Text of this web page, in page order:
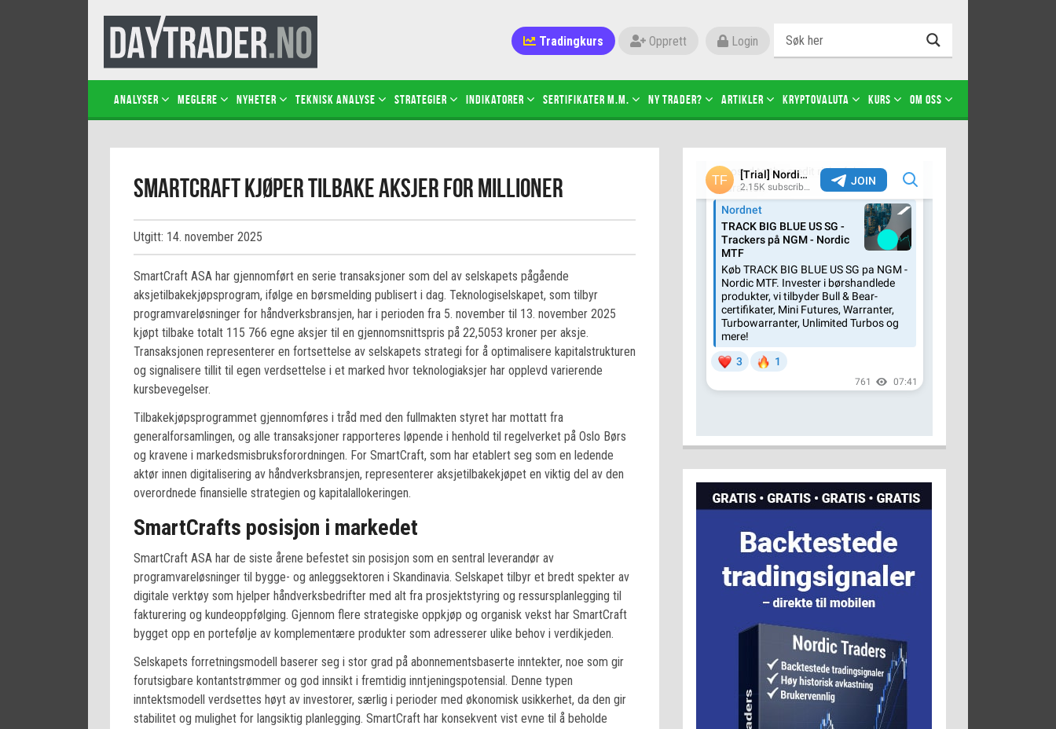
Tradingkurs Opprett Login
Analyser Meglere Nyheter Teknisk analyse Strategier Indikatorer Sertifikater M.M. Ny trader? Artikler Kryptovaluta Kurs Om oss
SmartCraft kjøper tilbake aksjer for millioner
Utgitt: 14. november 2025
SmartCraft ASA har gjennomført en serie transaksjoner som del av selskapets pågående
aksjetilbakekjøpsprogram, ifølge en børsmelding publisert i dag. Teknologiselskapet, som tilbyr
programvareløsninger for håndverksbransjen, har i perioden fra 5. november til 13. november 2025
kjøpt tilbake totalt 115 766 egne aksjer til en gjennomsnittspris på 22,5053 kroner per aksje.
Transaksjonen representerer en fortsettelse av selskapets strategi for å optimalisere kapitalstrukturen
og signalisere tillit til egen verdsettelse i et marked hvor teknologiaksjer har opplevd varierende
kursbevegelser.
Tilbakekjøpsprogrammet gjennomføres i tråd med den fullmakten styret har mottatt fra
generalforsamlingen, og alle transaksjoner rapporteres løpende i henhold til regelverket på Oslo Børs
og kravene i markedsmisbruksforordningen. For SmartCraft, som har etablert seg som en ledende
aktør innen digitalisering av håndverksbransjen, representerer aksjetilbakekjøpet en viktig del av den
overordnede finansielle strategien og kapitalallokeringen.
SmartCrafts posisjon i markedet
SmartCraft ASA har de siste årene befestet sin posisjon som en sentral leverandør av
programvareløsninger til bygge- og anleggsektoren i Skandinavia. Selskapet tilbyr et bredt spekter av
digitale verktøy som hjelper håndverksbedrifter med alt fra prosjektstyring og ressursplanlegging til
fakturering og kundeoppfølging. Gjennom flere strategiske oppkjøp og organisk vekst har SmartCraft
bygget opp en portefølje av komplementære produkter som adresserer ulike behov i verdikjeden.
Selskapets forretningsmodell baserer seg i stor grad på abonnementsbaserte inntekter, noe som gir
forutsigbare kontantstrømmer og god innsikt i fremtidig inntjeningspotensial. Denne typen
inntektsmodell verdsettes høyt av investorer, særlig i perioder med økonomisk usikkerhet, da den gir
stabilitet og mulighet for langsiktig planlegging. SmartCraft har konsekvent vist evne til å beholde